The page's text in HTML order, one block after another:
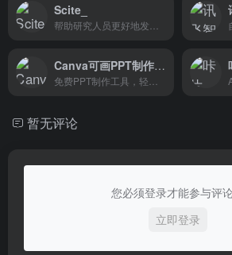
Scite_
Canva可画PPT制作工具 – 美妙的设计和优秀的展示
暂无评论
您必须登录才能参与评论
立即登录